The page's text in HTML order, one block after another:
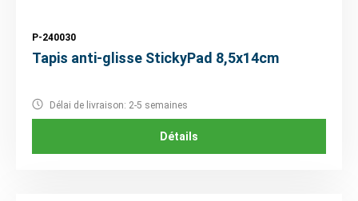
P-240030
Tapis anti-glisse StickyPad 8,5x14cm
Délai de livraison: 2-5 semaines
Détails